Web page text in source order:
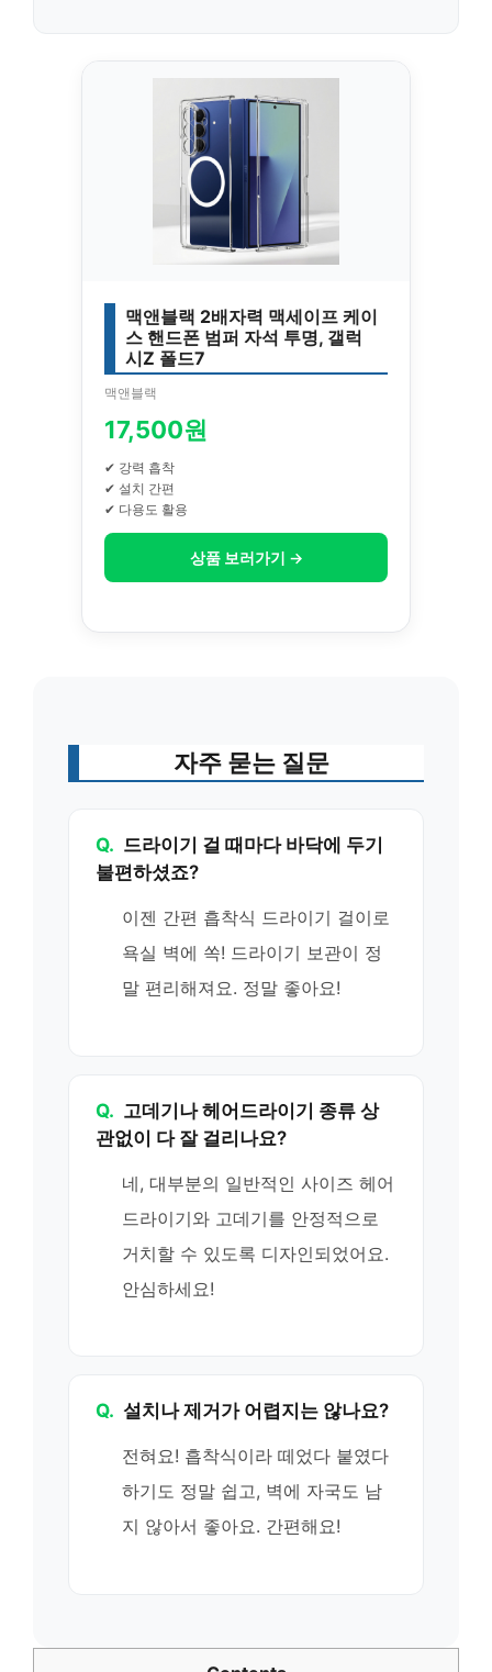
맥앤블랙 2배자력 맥세이프 케이
스 핸드폰 범퍼 자석 투명, 갤럭
시Z 폴드7
맥앤블랙
17,500원
✔ 강력 흡착
✔ 설치 간편
✔ 다용도 활용
상품 보러가기 →
자주 묻는 질문
Q. 드라이기 걸 때마다 바닥에 두기
불편하셨죠?
이젠 간편 흡착식 드라이기 걸이로
욕실 벽에 쏙! 드라이기 보관이 정
말 편리해져요. 정말 좋아요!
Q. 고데기나 헤어드라이기 종류 상
관없이 다 잘 걸리나요?
네, 대부분의 일반적인 사이즈 헤어
드라이기와 고데기를 안정적으로
거치할 수 있도록 디자인되었어요.
안심하세요!
Q. 설치나 제거가 어렵지는 않나요?
전혀요! 흡착식이라 떼었다 붙였다
하기도 정말 쉽고, 벽에 자국도 남
지 않아서 좋아요. 간편해요!